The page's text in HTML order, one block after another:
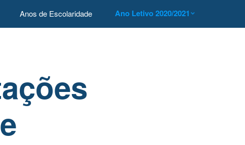
Anos de Escolaridade Ano Letivo 2020/2021